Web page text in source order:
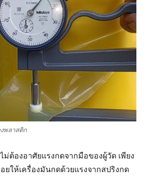
พลาสติก
ม่ต้องอาศัยแรงกดจากมือของผู้วัด เพียง
ให้เครื่องมันกดด้วยแรงจากสปริงกด